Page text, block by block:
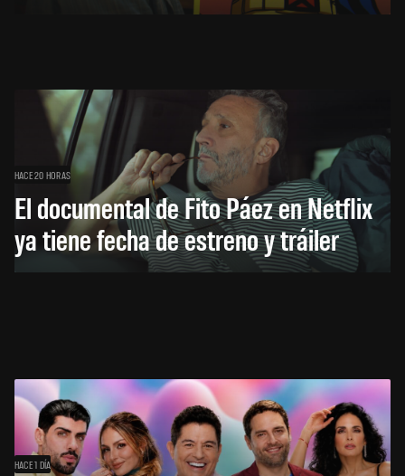
HACE 20 HORAS
El documental de Fito Páez en Netflix
ya tiene fecha de estreno y tráiler
HACE 1 DÍA